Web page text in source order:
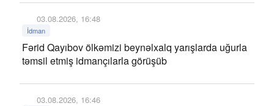
03.08.2026, 16:48
İdman
Fərid Qayıbov ölkəmizi beynəlxalq yarışlarda uğurla
təmsil etmiş idmançılarla görüşüb
03.08.2026, 16:46